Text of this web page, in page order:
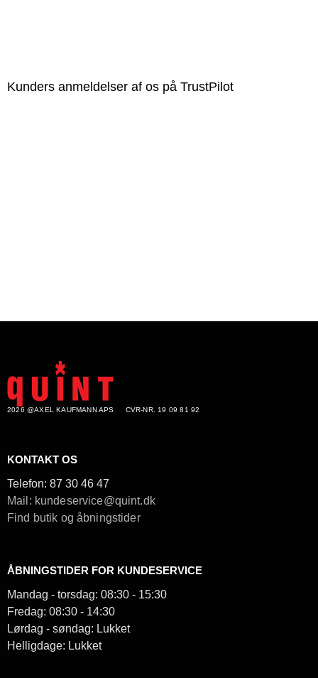
Kunders anmeldelser af os på TrustPilot
2026 @AXEL KAUFMANN APS CVR-NR. 19 09 81 92
KONTAKT OS
Telefon: 87 30 46 47
Mail: kundeservice@quint.dk
Find butik og åbningstider
ÅBNINGSTIDER FOR KUNDESERVICE
Mandag - torsdag: 08:30 - 15:30
Fredag: 08:30 - 14:30
Lørdag - søndag: Lukket
Helligdage: Lukket